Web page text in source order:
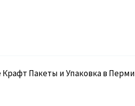
Пакеты и Упаковка в Перми